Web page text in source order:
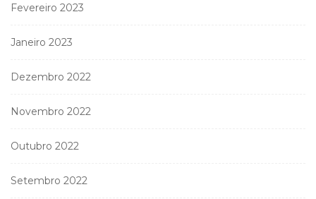
Fevereiro 2023
Janeiro 2023
Dezembro 2022
Novembro 2022
Outubro 2022
Setembro 2022